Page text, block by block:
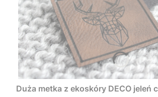
Duża metka z ekoskóry DECO jeleń